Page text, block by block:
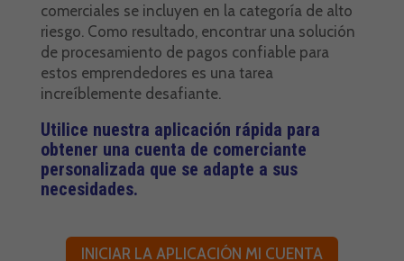
comerciales se incluyen en la categoría de alto
riesgo. Como resultado, encontrar una solución
de procesamiento de pagos confiable para
estos emprendedores es una tarea
increíblemente desafiante.
Utilice nuestra aplicación rápida para
obtener una cuenta de comerciante
personalizada que se adapte a sus
necesidades.
INICIAR LA APLICACIÓN MI CUENTA